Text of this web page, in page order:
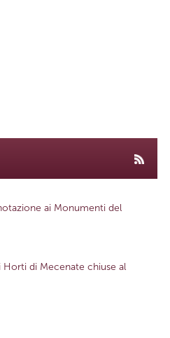
ai Monumenti del
Horti di Mecenate chiuse al